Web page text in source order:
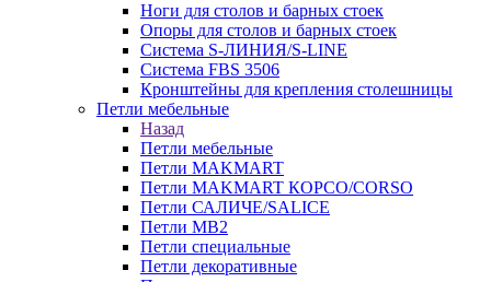
Ноги для столов и барных стоек
Опоры для столов и барных стоек
Система S-ЛИНИЯ/S-LINE
Система FBS 3506
Кронштейны для крепления столешницы
Петли мебельные
Назад
Петли мебельные
Петли MAKMART
Петли MAKMART КОРСО/CORSO
Петли САЛИЧЕ/SALICE
Петли MB2
Петли специальные
Петли декоративные